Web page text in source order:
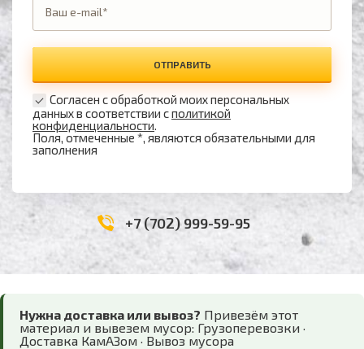
ОТПРАВИТЬ
Согласен с обработкой моих персональных
данных в соответствии сполитикой
конфиденциальности.
Поля, отмеченные *, являются обязательными для
заполнения
+7 (702) 999-59-95
Нужна доставка или вывоз? Привезём этот
материал и вывезем мусор: Грузоперевозки ·
Доставка КамАЗом · Вывоз мусора